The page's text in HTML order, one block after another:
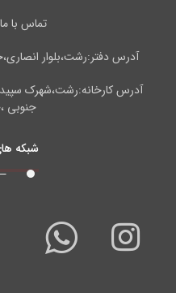
تماس با
آدرس دفتر:رشت،بلوار
آدرس کارخانه:رشت،شهرک
جنوبی
شبکه